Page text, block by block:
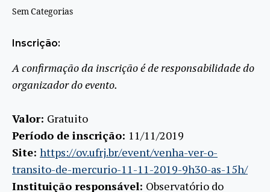
Sem Categorias
Inscrição:
A confirmação da inscrição é de responsabilidade do
organizador do evento.
Valor: Gratuito
Período de inscrição: 11/11/2019
Site: https://ov.ufrj.br/event/venha-ver-o-
transito-de-mercurio-11-11-2019-9h30-as-15h/
Instituição responsável: Observatório do